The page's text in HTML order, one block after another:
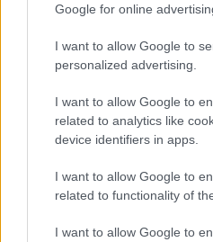
Google for online
I want to allow Google to
personalized advertising.
I want to allow Google to
related to analytics like
device identifiers in apps.
I want to allow Google to
related to functionality of
I want to allow Google to
Nyugalom, még mindig
of the Old Republic Remake
Okkal aggódnak a rajongók a
Republic Remake miatt, de